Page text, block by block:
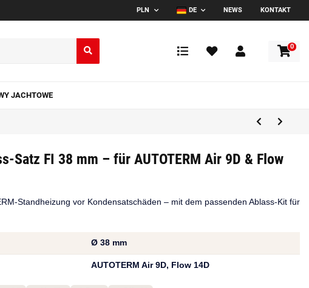
PLN DE NEWS KONTAKT
0
JACHTOWE
Satz FI 38 mm – für AUTOTERM Air 9D & Flow
Standheizung vor Kondensatschäden – mit dem passenden Ablass-Kit für
Ø 38 mm
AUTOTERM Air 9D, Flow 14D